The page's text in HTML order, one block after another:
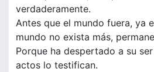
verdaderamente.
Antes que el mundo fuera, ya
mundo no exista más,
Porque ha despertado a su
actos lo testifican.